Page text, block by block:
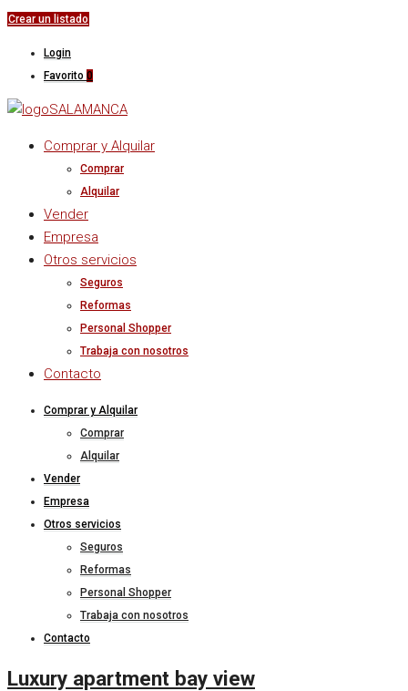
Crear un listado
Login
Favorito 0
Comprar y Alquilar
Comprar
Alquilar
Vender
Empresa
Otros servicios
Seguros
Reformas
Personal Shopper
Trabaja con nosotros
Contacto
Comprar y Alquilar
Comprar
Alquilar
Vender
Empresa
Otros servicios
Seguros
Reformas
Personal Shopper
Trabaja con nosotros
Contacto
Luxury apartment bay view